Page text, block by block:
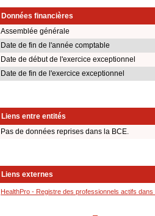
Données financières
Assemblée générale
Date de fin de l'année comptable
Date de début de l'exercice exceptionnel
Date de fin de l'exercice exceptionnel
Liens entre entités
Pas de données reprises dans la BCE.
Liens externes
HealthPro - Registre des professionnels actifs